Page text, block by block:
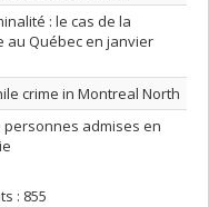
: le cas de la
au Québec en janvier
crime in Montreal North
admises en
: 855